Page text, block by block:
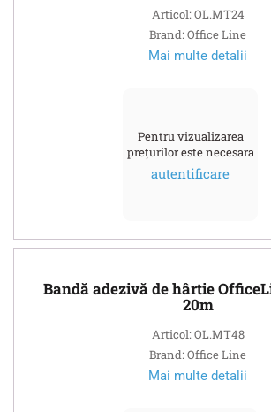
Articol: OL.MT24
Brand: Office Line
Mai multe detalii
Pentru vizualizarea
prețurilor este necesara
autentificare
Bandă adezivă de hârtie
20m
Articol: OL.MT48
Brand: Office Line
Mai multe detalii